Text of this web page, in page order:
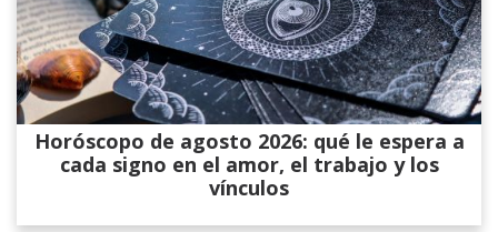
Horóscopo de agosto 2026: qué le espera a
cada signo en el amor, el trabajo y los
vínculos